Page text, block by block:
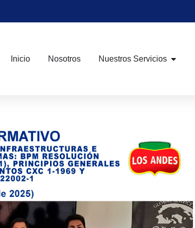
Inicio Nosotros Nuestros Servicios